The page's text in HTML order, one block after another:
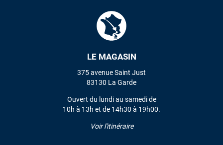
LE MAGASIN
375 avenue Saint Just
83130 La Garde
Ouvert du lundi au samedi de
10h à 13h et de 14h30 à 19h00.
Voir l'itinéraire